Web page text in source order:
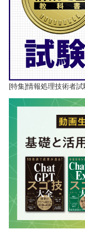
[特集]情報処理技術者